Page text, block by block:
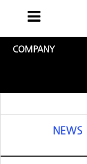
COMPANY
NEWS